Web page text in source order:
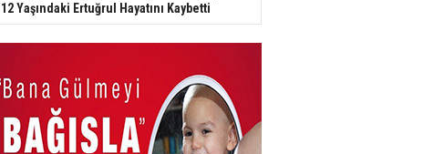
12 Yaşındaki Ertuğrul Hayatını Kaybetti